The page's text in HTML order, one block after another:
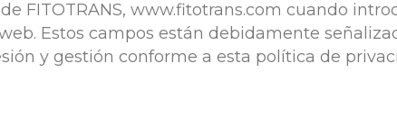
FITOTRANS, www.fitotrans.com cuando
Estos campos están debidamente
y gestión conforme a esta política de